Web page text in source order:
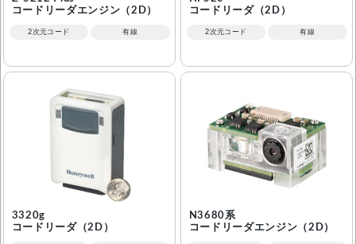
コードリーダエンジン（2D）
2次元コード 有線
コードリーダ（2D）
2次元コード 有線
3320g
コードリーダ（2D）
N3680系
コードリーダエンジン（2D）